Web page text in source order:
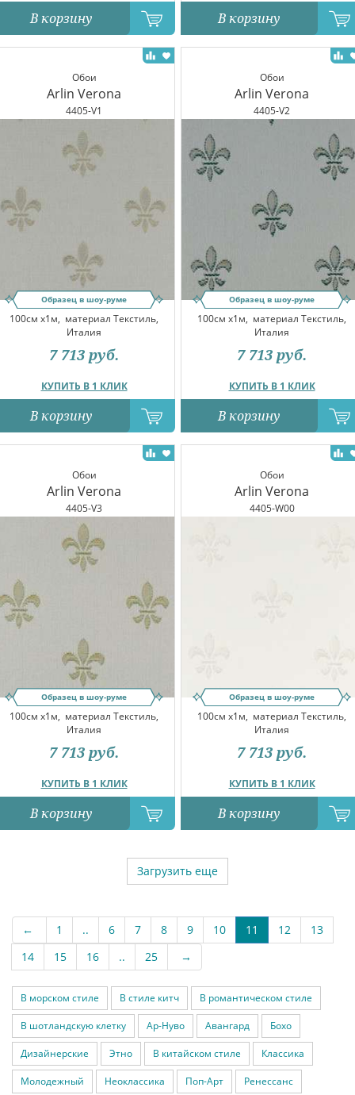
В корзину В корзину
Обои
Arlin Verona
4405-V1
Образец в шоу-руме
100см x1м, материал Текстиль,
Италия
КУПИТЬ В 1 КЛИК
7 713 руб.
В корзину
Обои
Arlin Verona
4405-V2
Образец в шоу-руме
100см x1м, материал Текстиль,
Италия
КУПИТЬ В 1 КЛИК
7 713 руб.
В корзину
Обои
Arlin Verona
4405-V3
Образец в шоу-руме
100см x1м, материал Текстиль,
Италия
КУПИТЬ В 1 КЛИК
7 713 руб.
В корзину
Обои
Arlin Verona
4405-W00
Образец в шоу-руме
100см x1м, материал Текстиль,
Италия
КУПИТЬ В 1 КЛИК
7 713 руб.
В корзину
Загрузить еще
← 1 .. 6 7 8 9 10 11 12
13
14
15 16 .. 25 →
В морском стиле В стиле китч В романтическом стиле
В шотландскую клетку Ар-Нуво Авангард Бохо
Дизайнерские Этно В китайском стиле Классика
Молодежный Неоклассика Поп-Арт Ренессанс